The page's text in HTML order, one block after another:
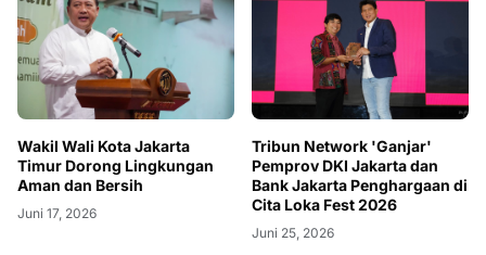
Wakil Wali Kota Jakarta
Timur Dorong Lingkungan
Aman dan Bersih
Juni 17, 2026
Tribun Network 'Ganjar'
Pemprov DKI Jakarta dan
Bank Jakarta Penghargaan di
Cita Loka Fest 2026
Juni 25, 2026